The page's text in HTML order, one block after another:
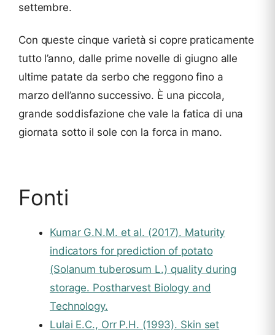
settembre.
Con queste cinque varietà si copre praticamente
tutto l’anno, dalle prime novelle di giugno alle
ultime patate da serbo che reggono fino a
marzo dell’anno successivo. È una piccola,
grande soddisfazione che vale la fatica di una
giornata sotto il sole con la forca in mano.
Fonti
Kumar G.N.M. et al. (2017). Maturity
indicators for prediction of potato
(Solanum tuberosum L.) quality during
storage. Postharvest Biology and
Technology.
Lulai E.C., Orr P.H. (1993). Skin set